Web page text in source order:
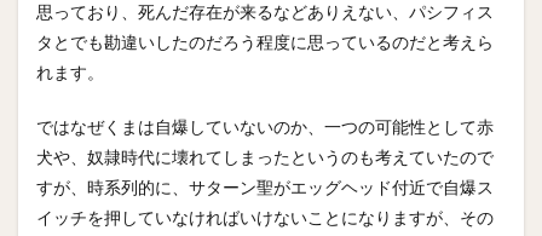
思っており、死んだ存在が来るなどありえない、パシフィス
タとでも勘違いしたのだろう程度に思っているのだと考えら
れます。
ではなぜくまは自爆していないのか、一つの可能性として赤
犬や、奴隷時代に壊れてしまったというのも考えていたので
すが、時系列的に、サターン聖がエッグヘッド付近で自爆ス
イッチを押していなければいけないことになりますが、その